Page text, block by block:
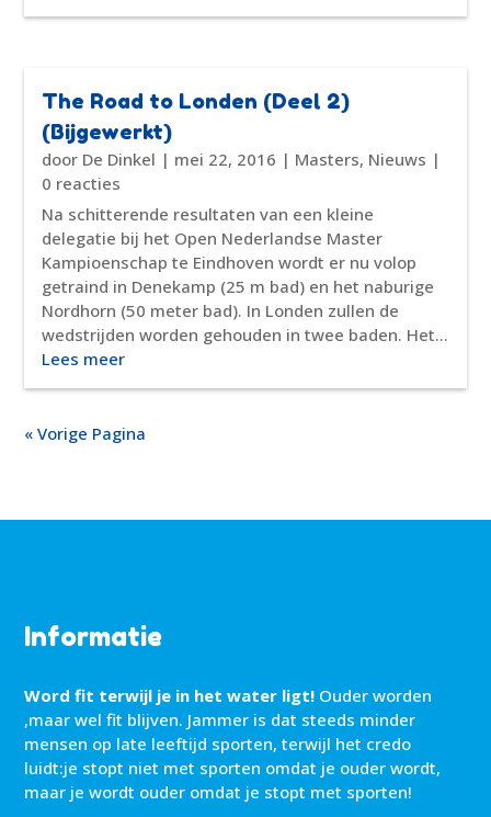
The Road to Londen (Deel 2)
(Bijgewerkt)
door De Dinkel | mei 22, 2016 | Masters, Nieuws |
0 reacties
Na schitterende resultaten van een kleine
delegatie bij het Open Nederlandse Master
Kampioenschap te Eindhoven wordt er nu volop
getraind in Denekamp (25 m bad) en het naburige
Nordhorn (50 meter bad). In Londen zullen de
wedstrijden worden gehouden in twee baden. Het...
Lees meer
« Vorige Pagina
Informatie
Word fit terwijl je in het water ligt! Ouder worden
,maar wel fit blijven. Jammer is dat steeds minder
mensen op late leeftijd sporten, terwijl het credo
luidt:je stopt niet met sporten omdat je ouder wordt,
maar je wordt ouder omdat je stopt met sporten!